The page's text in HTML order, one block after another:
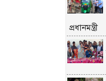
প্রধানমন্ত্রী